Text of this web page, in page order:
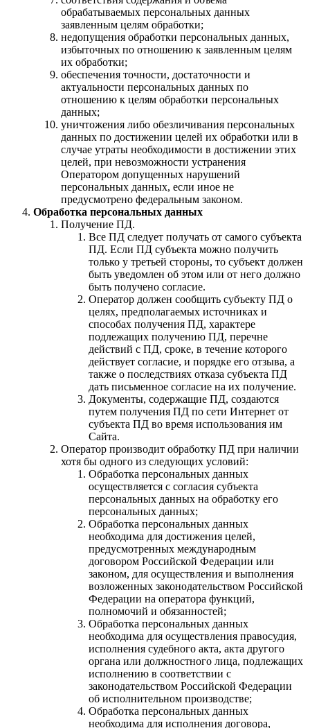
обрабатываемых персональных данных
заявленным целям обработки;
недопущения обработки персональных данных,
избыточных по отношению к заявленным целям
их обработки;
обеспечения точности, достаточности и
актуальности персональных данных по
отношению к целям обработки персональных
данных;
уничтожения либо обезличивания персональных
данных по достижении целей их обработки или в
случае утраты необходимости в достижении этих
целей, при невозможности устранения
Оператором допущенных нарушений
персональных данных, если иное не
предусмотрено федеральным законом.
Обработка персональных данных
Получение ПД.
Все ПД следует получать от самого субъекта
ПД. Если ПД субъекта можно получить
только у третьей стороны, то субъект должен
быть уведомлен об этом или от него должно
быть получено согласие.
Оператор должен сообщить субъекту ПД о
целях, предполагаемых источниках и
способах получения ПД, характере
подлежащих получению ПД, перечне
действий с ПД, сроке, в течение которого
действует согласие, и порядке его отзыва, а
также о последствиях отказа субъекта ПД
дать письменное согласие на их получение.
Документы, содержащие ПД, создаются
путем получения ПД по сети Интернет от
субъекта ПД во время использования им
Сайта.
Оператор производит обработку ПД при наличии
хотя бы одного из следующих условий:
Обработка персональных данных
осуществляется с согласия субъекта
персональных данных на обработку его
персональных данных;
Обработка персональных данных
необходима для достижения целей,
предусмотренных международным
договором Российской Федерации или
законом, для осуществления и выполнения
возложенных законодательством Российской
Федерации на оператора функций,
полномочий и обязанностей;
Обработка персональных данных
необходима для осуществления правосудия,
исполнения судебного акта, акта другого
органа или должностного лица, подлежащих
исполнению в соответствии с
законодательством Российской Федерации
об исполнительном производстве;
Обработка персональных данных
необходима для исполнения договора,